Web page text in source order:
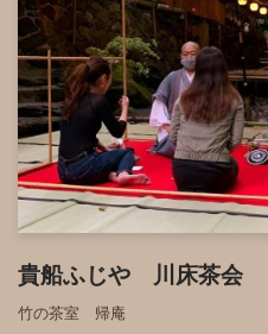
貴船ふじや 川床茶会
竹の茶室 帰庵